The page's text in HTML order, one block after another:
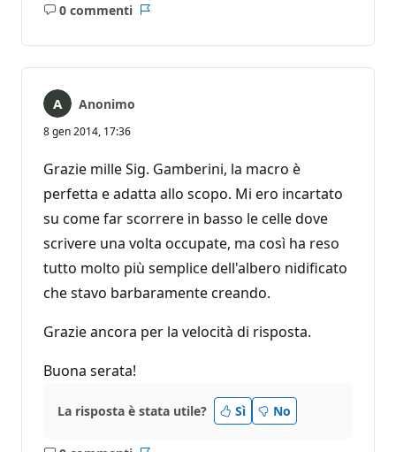
0 commenti
Nessun
Anonimo
8 gen 2014, 17:36
Grazie mille Sig. Gamberini, la macro è
perfetta e adatta allo scopo. Mi ero incartato
su come far scorrere in basso le celle dove
scrivere una volta occupate, ma così ha reso
tutto molto più semplice dell'albero nidificato
che stavo barbaramente creando.
Grazie ancora per la velocità di risposta.
Buona serata!
La risposta è stata utile? Sì No